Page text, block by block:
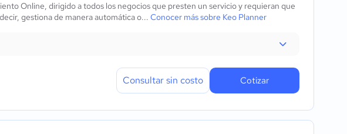
Online, dirigido a todos los negocios que presten un servicio y requieran que
gestiona de manera automática o... Conocer más sobre Keo Planner
Consultar sin costo Cotizar